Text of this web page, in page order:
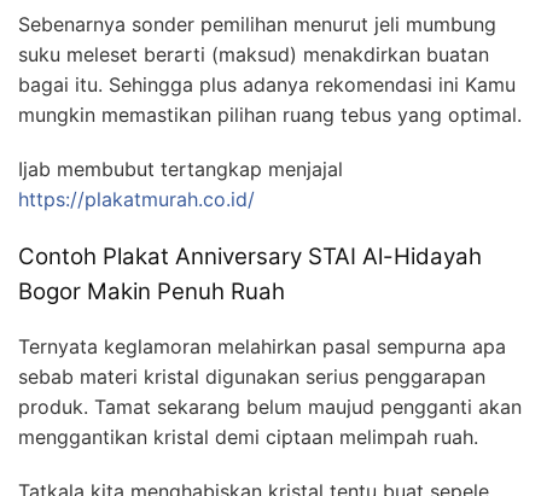
Sebenarnya sonder pemilihan menurut jeli mumbung
suku meleset berarti (maksud) menakdirkan buatan
bagai itu. Sehingga plus adanya rekomendasi ini Kamu
mungkin memastikan pilihan ruang tebus yang optimal.
Ijab membubut tertangkap menjajal
https://plakatmurah.co.id/
Contoh Plakat Anniversary STAI Al-Hidayah
Bogor Makin Penuh Ruah
Ternyata keglamoran melahirkan pasal sempurna apa
sebab materi kristal digunakan serius penggarapan
produk. Tamat sekarang belum maujud pengganti akan
menggantikan kristal demi ciptaan melimpah ruah.
Tatkala kita menghabiskan kristal tentu buat sepele